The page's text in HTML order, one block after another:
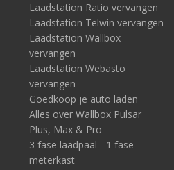
Laadstation Ratio vervangen
Laadstation Telwin vervangen
Laadstation Wallbox
vervangen
Laadstation Webasto
vervangen
Goedkoop je auto laden
Alles over Wallbox Pulsar
Plus, Max & Pro
3 fase laadpaal - 1 fase
meterkast